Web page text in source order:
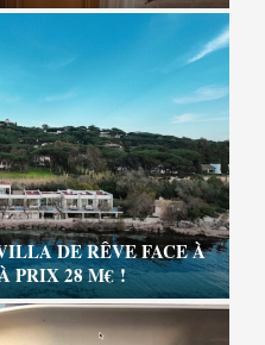
DE RÊVE FACE À
PRIX 28 M€ !